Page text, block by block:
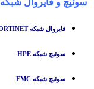
سوئیچ و فایروال شبکه
فایروال شبکه FORTINET
سوئیچ شبکه HPE
سوئیچ شبکه EMC